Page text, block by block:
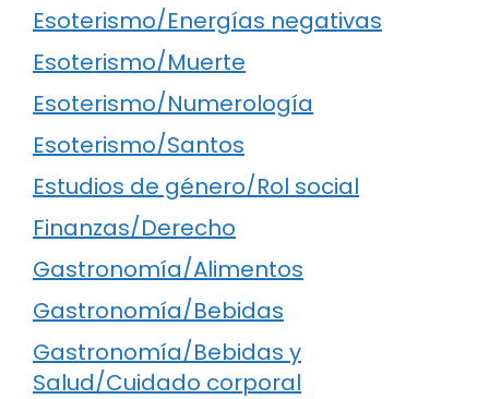
Esoterismo/Energías negativas
Esoterismo/Muerte
Esoterismo/Numerología
Esoterismo/Santos
Estudios de género/Rol social
Finanzas/Derecho
Gastronomía/Alimentos
Gastronomía/Bebidas
Gastronomía/Bebidas y
Salud/Cuidado corporal